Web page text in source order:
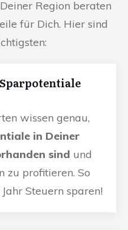
Region beraten
für Dich. Hier sind
wissen genau,
in Deiner
sind und
zu profitieren. So
Steuern sparen!